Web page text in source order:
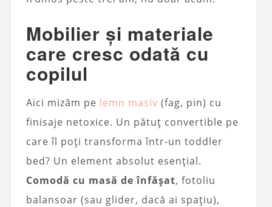
Mobilier și materiale
care cresc odată cu
copilul
Aici mizăm pe lemn masiv (fag, pin) cu
finisaje netoxice. Un pătuț convertible pe
care îl poți transforma într-un toddler
bed? Un element absolut esențial.
Comodă cu masă de înfășat, fotoliu
balansoar (sau glider, dacă ai spațiu),